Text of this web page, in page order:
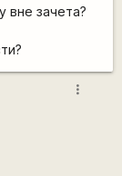
вне зачета?
more_vert